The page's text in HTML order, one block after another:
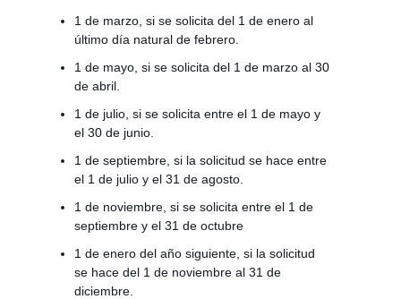
1 de marzo, si se solicita del 1 de enero al
último día natural de febrero.
1 de mayo, si se solicita del 1 de marzo al 30
de abril.
1 de julio, si se solicita entre el 1 de mayo y
el 30 de junio.
1 de septiembre, si la solicitud se hace entre
el 1 de julio y el 31 de agosto.
1 de noviembre, si se solicita entre el 1 de
septiembre y el 31 de octubre
1 de enero del año siguiente, si la solicitud
se hace del 1 de noviembre al 31 de
diciembre.